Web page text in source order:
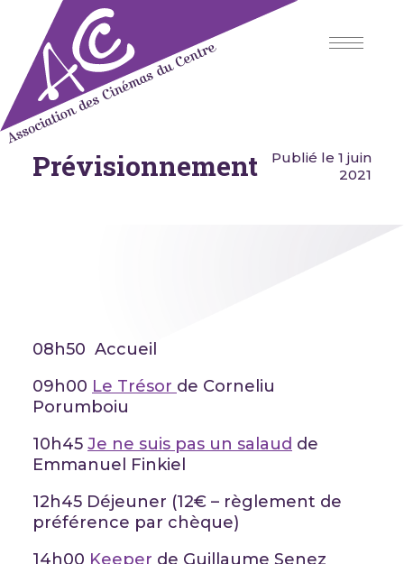
content
Association des Cinémas du
Centre
Prévisionnement
Publié le 1 juin
2021
08h50 Accueil
09h00 Le Trésor de Corneliu
Porumboiu
10h45 Je ne suis pas un salaud de
Emmanuel Finkiel
12h45 Déjeuner (12€ – règlement de
préférence par chèque)
14h00 Keeper de Guillaume Senez